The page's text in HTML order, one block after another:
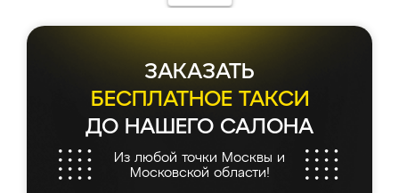
ЗАКАЗАТЬ
БЕСПЛАТНОЕ ТАКСИ
ДО НАШЕГО САЛОНА
Из любой точки Москвы и
Московской области!